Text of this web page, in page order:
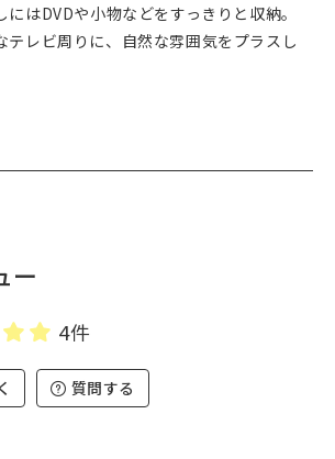
はDVDや小物などをすっきりと収納。
テレビ周りに、自然な雰囲気をプラスし
ー
4件
質問する